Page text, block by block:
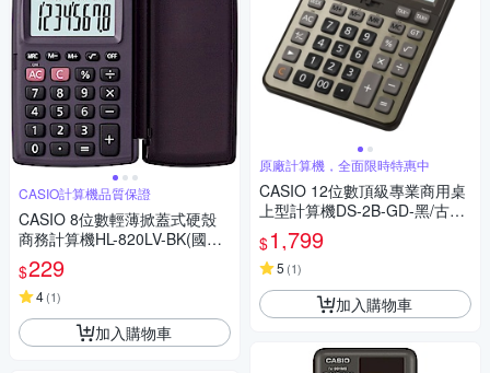
CASIO計算機品質保證
CASIO 8位數輕薄掀蓋式硬殼
商務計算機HL-820LV-BK(國家
考試專用機種)
$229
4(1)
加入購物車
原廠計算機，全面限時特惠中
CASIO 12位數頂級專業商用桌
上型計算機DS-2B-GD-黑/古銅
金色
$1,799
5 (1)
加入購物車